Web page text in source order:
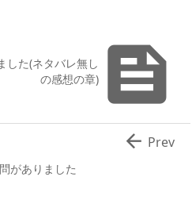

した(ネタバレ無し
の感想の章)
がありました
 Prev